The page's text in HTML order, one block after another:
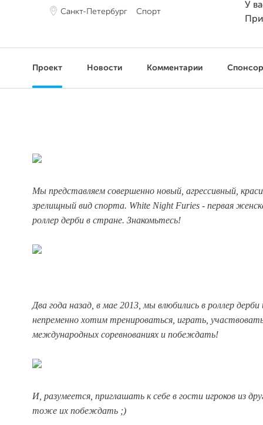
Санкт-Петербург Спорт
У
Проект Новости Комментарии
Мы представляем совершенно новый, агрессивный,
зрелищный вид спорта. White Night Furies - первая
роллер дерби в стране. Знакомьтесь!
Два года назад, в мае 2013, мы влюбились в роллер
непременно хотим тренироваться, играть,
международных соревнованиях и побеждать!
И, разумеется, приглашать к себе в гости игроков из
тоже их побеждать ;)